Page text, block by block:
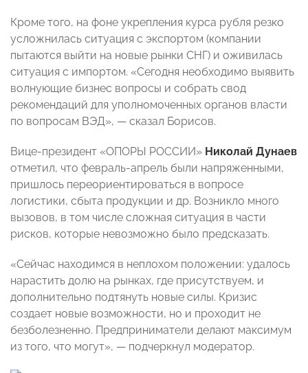
Кроме того, на фоне укрепления курса рубля резко
усложнилась ситуация с экспортом (компании
пытаются выйти на новые рынки СНГ) и оживилась
ситуация с импортом. «Сегодня необходимо выявить
волнующие бизнес вопросы и собрать свод
рекомендаций для уполномоченных органов власти
по вопросам ВЭД», — сказал Борисов.
Вице-президент «ОПОРЫ РОССИИ» Николай Дунаев
отметил, что февраль-апрель были напряженными,
пришлось переориентироваться в вопросе
логистики, сбыта продукции и др. Возникло много
вызовов, в том числе сложная ситуация в части
рисков, которые невозможно было предсказать.
«Сейчас находимся в неплохом положении: удалось
нарастить долю на рынках, где присутствуем, и
дополнительно подтянуть новые силы. Кризис
создает новые возможности, но и проходит не
безболезненно. Предприниматели делают максимум
из того, что могут», — подчеркнул модератор.